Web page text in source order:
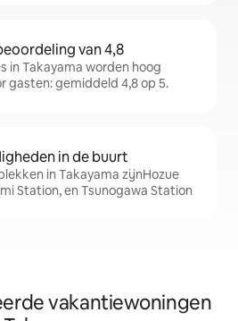
van 4,8
in Takayama worden hoog
gasten: gemiddeld 4,8 op 5.
in de buurt
in Takayama zijnHozue
Station, en Tsunogawa Station
vakantiewoningen